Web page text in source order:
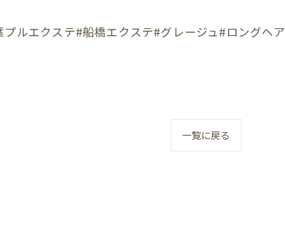
ルエクステ#船橋エクステ#グレージュ#ロングヘ
一覧に戻る